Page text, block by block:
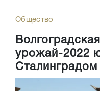
Общество
урожай-2022
Сталинградом